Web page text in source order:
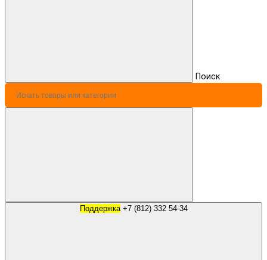
Поиск
Поддержка +7 (812) 332 54-34